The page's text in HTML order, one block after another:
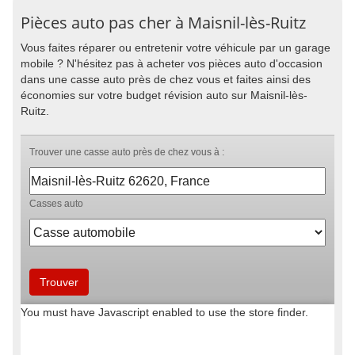
Pièces auto pas cher à Maisnil-lès-Ruitz
Vous faites réparer ou entretenir votre véhicule par un garage
mobile ? N'hésitez pas à acheter vos pièces auto d'occasion
dans une casse auto près de chez vous et faites ainsi des
économies sur votre budget révision auto sur Maisnil-lès-
Ruitz.